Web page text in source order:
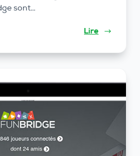
sont…
Lire